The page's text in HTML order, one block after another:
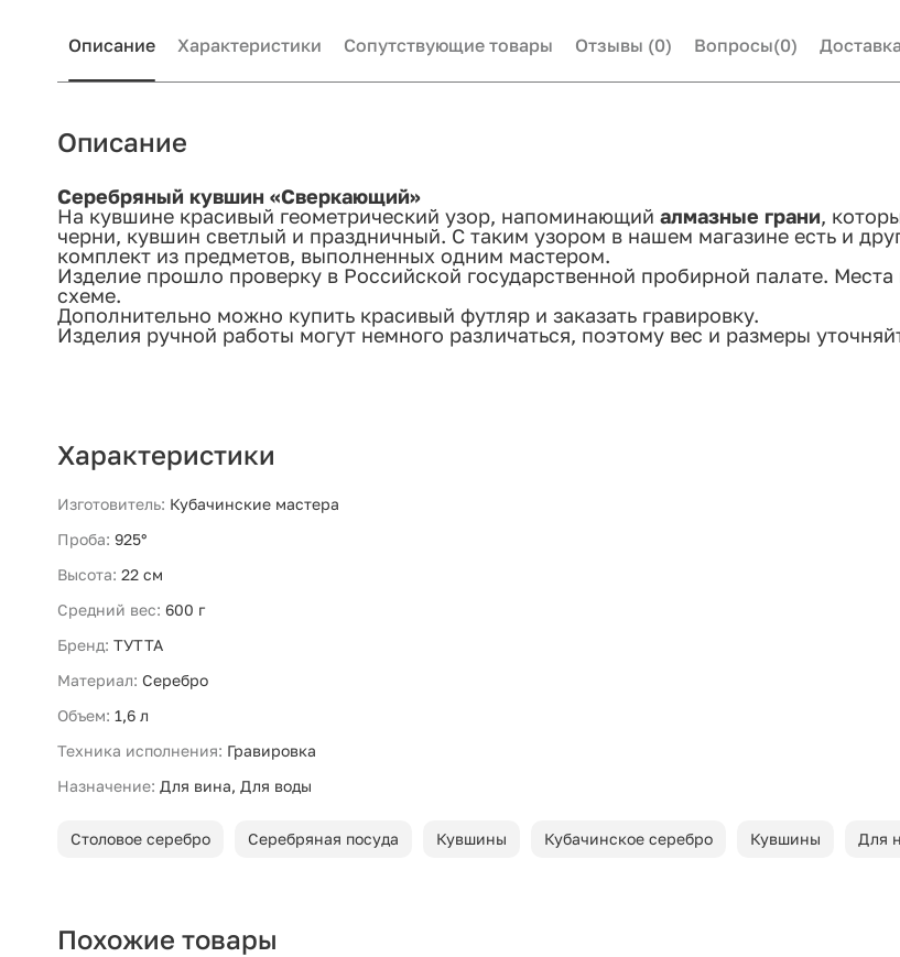
Описание Характеристики Сопутствующие товары Отзывы (0) Вопросы(0)
Описание
Серебряный кувшин «Сверкающий»
На кувшине красивый геометрический узор, напоминающий алмазные грани,
черни, кувшин светлый и праздничный. С таким узором в нашем магазине есть и
комплект из предметов, выполненных одним мастером.
Изделие прошло проверку в Российской государственной пробирной палате.
схеме.
Дополнительно можно купить красивый футляр и заказать гравировку.
Изделия ручной работы могут немного различаться, поэтому вес и размеры
Характеристики
Изготовитель: Кубачинские мастера
Проба: 925°
Высота: 22 см
Средний вес: 600 г
Бренд: ТУТТА
Материал: Серебро
Объем: 1,6 л
Техника исполнения: Гравировка
Назначение: Для вина, Для воды
Столовое серебро Серебряная посуда Кувшины Кубачинское серебро Кувшины Для
Похожие товары